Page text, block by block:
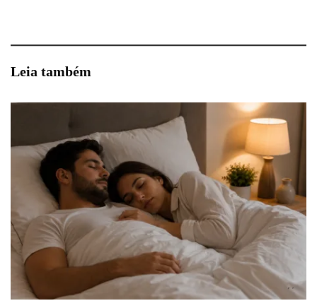
Leia também